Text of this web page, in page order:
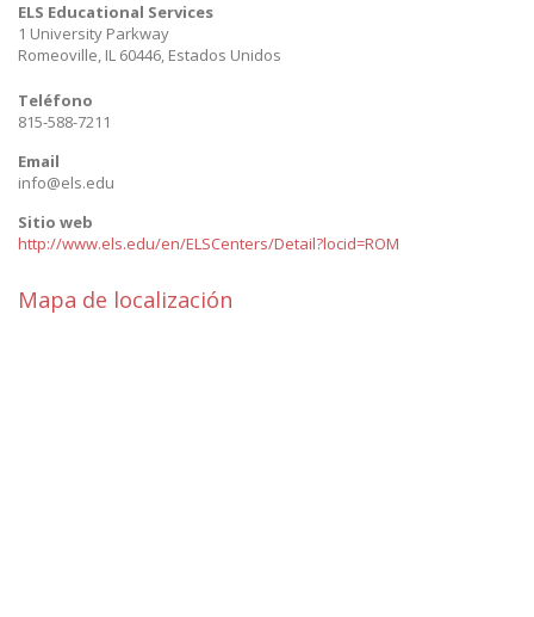
ELS Educational Services
1 University Parkway
Romeoville, IL 60446, Estados Unidos
Teléfono
815-588-7211
Email
info@els.edu
Sitio web
http://www.els.edu/en/ELSCenters/Detail?locid=ROM
Mapa de localización